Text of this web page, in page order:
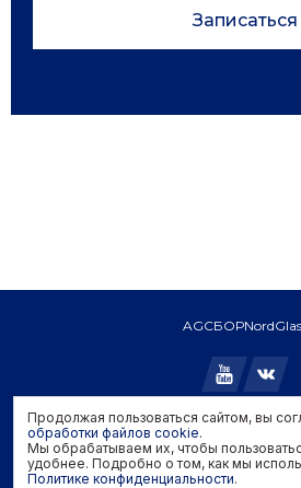
Записаться
AGCБОР
Copyright © 2026 AGC. All
Политика
Политика обработки
Продолжая пользоваться сайтом, вы
обработки файлов cookie.
Мы обрабатываем их, чтобы
удобнее. Подробно о том, как мы
Политике конфиденциальности.